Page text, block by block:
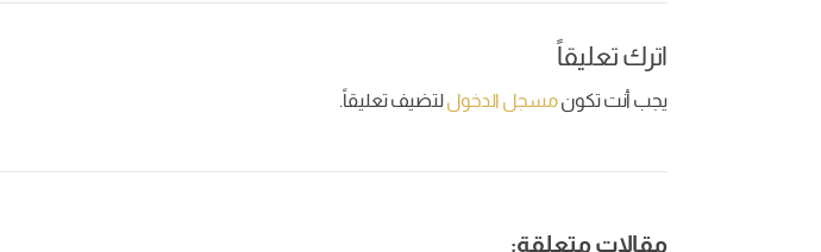
اترك تعليقاً
يجب أنت تكونمسجل الدخوللتضيف تعليقاً.
مقالات متعلقة: